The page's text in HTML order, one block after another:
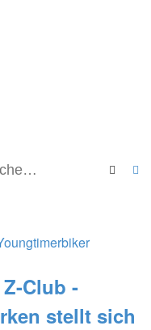
Suche
Club -
stellt sich